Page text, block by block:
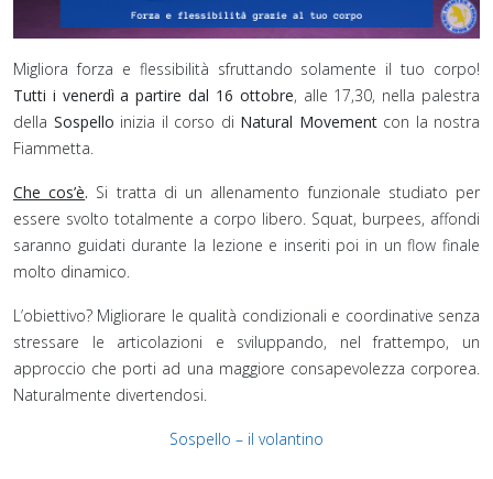
Migliora forza e flessibilità sfruttando solamente il tuo corpo!
Tutti i venerdì a partire dal 16 ottobre, alle 17,30, nella palestra
della Sospello inizia il corso di Natural Movementcon la nostra
Fiammetta.
Che cos’è. Si tratta di un allenamento funzionale studiato per
essere svolto totalmente a corpo libero. Squat, burpees, affondi
saranno guidati durante la lezione e inseriti poi in un flow finale
molto dinamico.
L’obiettivo? Migliorare le qualità condizionali e coordinative senza
stressare le articolazioni e sviluppando, nel frattempo, un
approccio che porti ad una maggiore consapevolezza corporea.
Naturalmente divertendosi.
Sospello – il volantino